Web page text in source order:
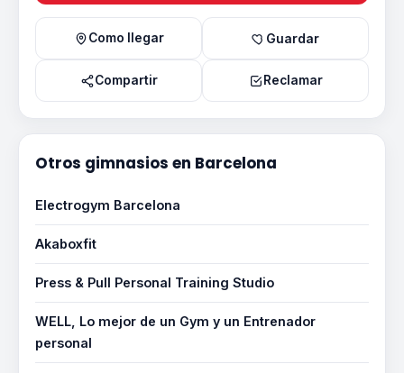
Como llegar Guardar
Compartir Reclamar
Otros gimnasios en Barcelona
Electrogym Barcelona
Akaboxfit
Press & Pull Personal Training Studio
WELL, Lo mejor de un Gym y un Entrenador
personal